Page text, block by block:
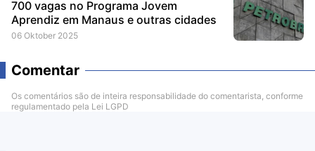
700 vagas no Programa Jovem
Aprendiz em Manaus e outras cidades
06 Oktober 2025
Comentar
Os comentários são de inteira responsabilidade do comentarista, conforme
regulamentado pela Lei LGPD